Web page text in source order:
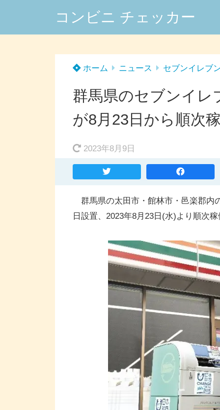
コンビニ チェッカー
ホーム ニュース セブンイレブ
群馬県のセブンイレ
が8月23日から順次
2023年8月9日
群馬県の太田市・館林市・邑楽郡内
日設置、2023年8月23日(水)より順次